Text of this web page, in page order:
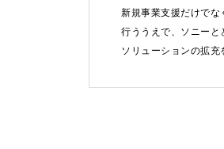
新規事業支援だけでな
行ううえで、ソニーと
ソリューションの拡